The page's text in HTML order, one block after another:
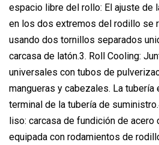
espacio libre del rollo: El ajuste de
en los dos extremos del rodillo se
usando dos tornillos separados
carcasa de latón.3. Roll Cooling:
universales con tubos de
mangueras y cabezales. La
terminal de la tubería de
liso: carcasa de fundición de acero
equipada con rodamientos de